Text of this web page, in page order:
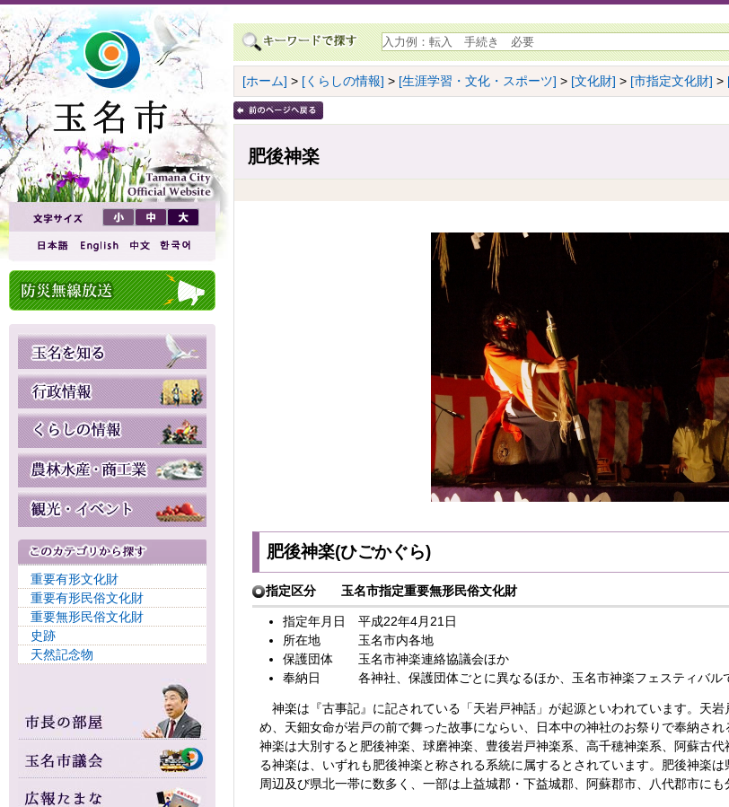
重要有形文化財
重要有形民俗文化財
重要無形民俗文化財
史跡
天然記念物
[ホーム] > [くらしの情報] > [生涯学習・文化・スポーツ] > [文化財] > [市指定文化財] >
肥後神楽
肥後神楽(ひごかぐら)
指定区分 玉名市指定重要無形民俗文化財
指定年月日 平成22年4月21日
所在地 玉名市内各地
保護団体 玉名市神楽連絡協議会ほか
奉納日 各神社、保護団体ごとに異なるほか、玉名市神楽フェスティバル
神楽は『古事記』に記されている「天岩戸神話」が起源といわれています。天
め、天鈿女命が岩戸の前で舞った故事にならい、日本中の神社のお祭りで奉納さ
神楽は大別すると肥後神楽、球磨神楽、豊後岩戸神楽系、高千穂神楽系、阿蘇古
る神楽は、いずれも肥後神楽と称される系統に属するとされています。肥後神楽
周辺及び県北一帯に数多く、一部は上益城郡・下益城郡、阿蘇郡市、八代郡市にも